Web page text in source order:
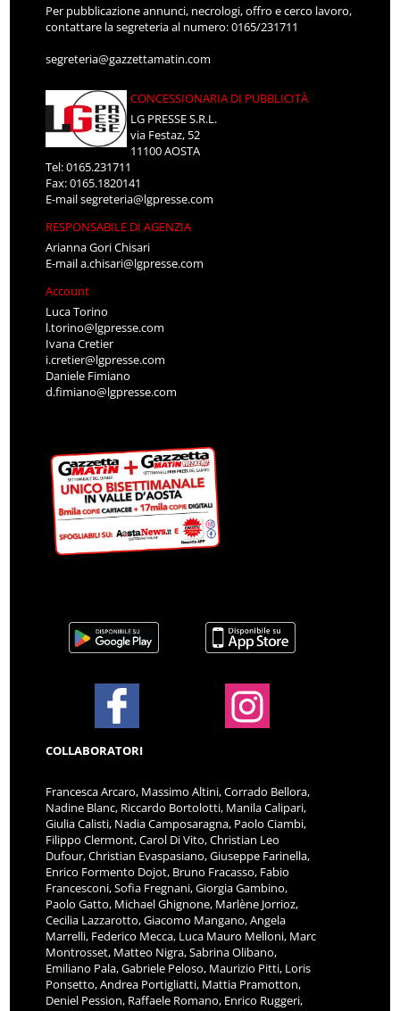
Per pubblicazione annunci, necrologi, offro e cerco lavoro,
contattare la segreteria al numero: 0165/231711
segreteria@gazzettamatin.com
CONCESSIONARIA DI PUBBLICITÀ
LG PRESSE S.R.L.
via Festaz, 52
11100 AOSTA
Tel: 0165.231711
Fax: 0165.1820141
E-mailsegreteria@lgpresse.com
RESPONSABILE DI AGENZIA
Arianna Gori Chisari
E-maila.chisari@lgpresse.com
Account
Luca Torino
l.torino@lgpresse.com
Ivana Cretier
i.cretier@lgpresse.com
Daniele Fimiano
d.fimiano@lgpresse.com
COLLABORATORI
Francesca Arcaro, Massimo Altini, Corrado Bellora,
Nadine Blanc, Riccardo Bortolotti, Manila Calipari,
Giulia Calisti, Nadia Camposaragna, Paolo Ciambi,
Filippo Clermont, Carol Di Vito, Christian Leo
Dufour, Christian Evaspasiano, Giuseppe Farinella,
Enrico Formento Dojot, Bruno Fracasso, Fabio
Francesconi, Sofia Fregnani, Giorgia Gambino,
Paolo Gatto, Michael Ghignone, Marlène Jorrioz,
Cecilia Lazzarotto, Giacomo Mangano, Angela
Marrelli, Federico Mecca, Luca Mauro Melloni, Marc
Montrosset, Matteo Nigra, Sabrina Olibano,
Emiliano Pala, Gabriele Peloso, Maurizio Pitti, Loris
Ponsetto, Andrea Portigliatti, Mattia Pramotton,
Deniel Pession, Raffaele Romano, Enrico Ruggeri,